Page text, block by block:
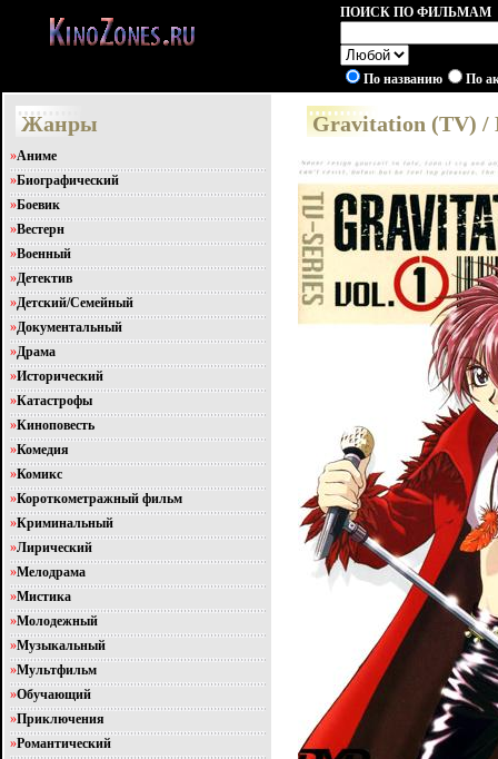
ПОИСК ПО ФИЛЬМАМ
По названию По
Жанры
»Аниме
»Биографический
»Боевик
»Вестерн
»Военный
»Детектив
»Детский/Семейный
»Документальный
»Драма
»Исторический
»Катастрофы
»Киноповесть
»Комедия
»Комикс
»Короткометражный фильм
»Криминальный
»Лирический
»Мелодрама
»Мистика
»Молодежный
»Музыкальный
»Мультфильм
»Обучающий
»Приключения
»Романтический
Gravitation (TV) /